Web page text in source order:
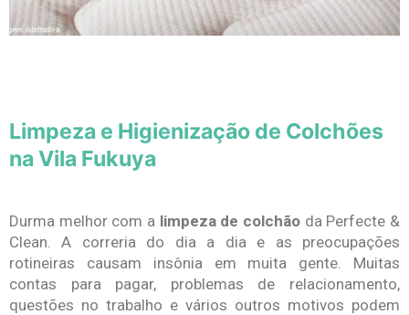
Limpeza e Higienização de Colchões
na Vila Fukuya
Durma melhor com a limpeza de colchão da Perfecte &
Clean. A correria do dia a dia e as preocupações
rotineiras causam insônia em muita gente. Muitas
contas para pagar, problemas de relacionamento,
questões no trabalho e vários outros motivos podem